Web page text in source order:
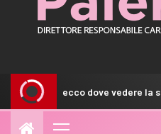
City: ecco dove vedere la sfida